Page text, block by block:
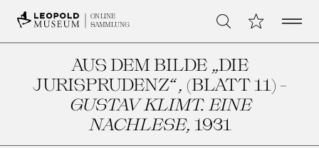
ONLINE
SAMMLUNG
Suche Meine Open
AUS DEM BILDE „DIE
JURISPRUDENZ“, (BLATT 11) -
GUSTAV KLIMT. EINE
NACHLESE, 1931